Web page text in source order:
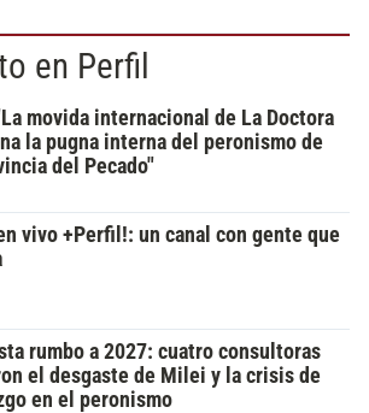
en Perfil
movida internacional de La Doctora
la pugna interna del peronismo de
del Pecado"
vivo +Perfil!: un canal con gente que
rumbo a 2027: cuatro consultoras
el desgaste de Milei y la crisis de
en el peronismo